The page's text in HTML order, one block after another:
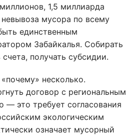
1,5 миллиарда
мусора по всему
единственным
Забайкалья. Собирать
получать субсидии.
несколько.
договор с региональным
— это требует согласования
экологическим
означает мусорный